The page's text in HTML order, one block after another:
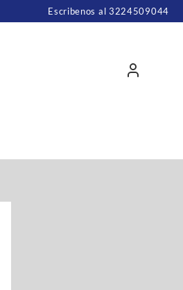
Escribenos al 3224509044